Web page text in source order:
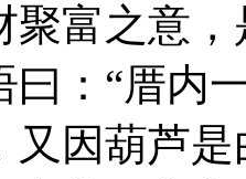
聚富之意
曰：“厝内
又因葫芦